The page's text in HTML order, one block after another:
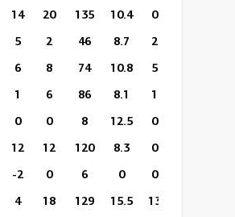
14 20 135 10.4 0
5 2 46 8.7 2
6 8 74 10.8 5
1 6 86 8.1 1
0 0 8 12.5 0
12 12 120 8.3 0
-2 0 6 0 0
4 18 129 15.5 13